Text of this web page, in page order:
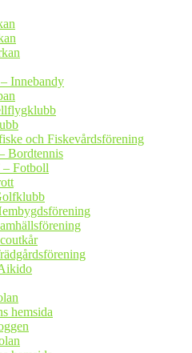
Innebandy
och Fiskevårdsförening
Bordtennis
– Fotboll
hemsida